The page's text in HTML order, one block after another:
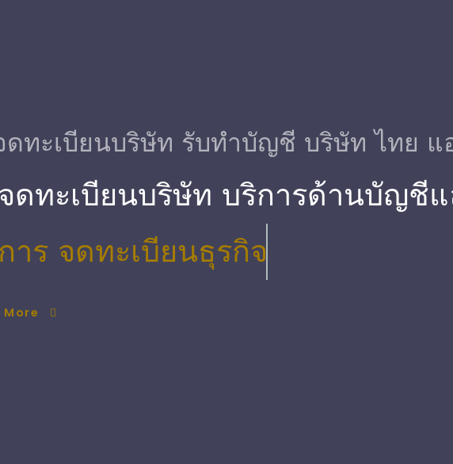
ดทะเบียนบริษัท รับทําบัญชี บริษัท ไทย แ
ดทะเบียนบริษัท บริการด้านบัญชี
าร จดทะเบียนธุรกิจ
More